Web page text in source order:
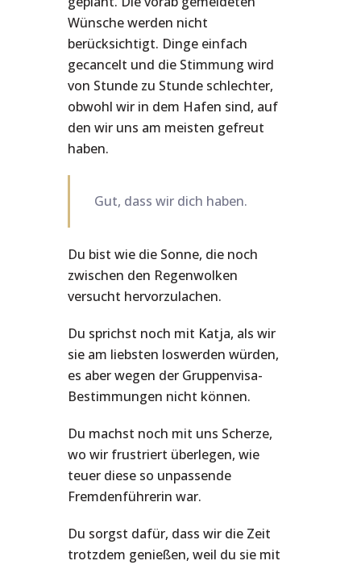
Wünsche werden nicht
berücksichtigt. Dinge einfach
gecancelt und die Stimmung wird
von Stunde zu Stunde schlechter,
obwohl wir in dem Hafen sind, auf
den wir uns am meisten gefreut
haben.
Gut, dass wir dich haben.
Du bist wie die Sonne, die noch
zwischen den Regenwolken
versucht hervorzulachen.
Du sprichst noch mit Katja, als wir
sie am liebsten loswerden würden,
es aber wegen der Gruppenvisa-
Bestimmungen nicht können.
Du machst noch mit uns Scherze,
wo wir frustriert überlegen, wie
teuer diese so unpassende
Fremdenführerin war.
Du sorgst dafür, dass wir die Zeit
trotzdem genießen, weil du sie mit